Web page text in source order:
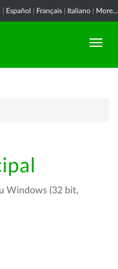
Español Français Italiano More...
Windows (32 bit,